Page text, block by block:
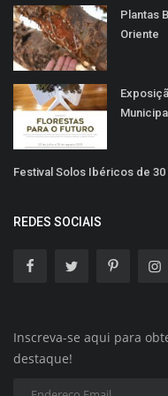
Plantas
Oriente
Festival Solos Ibéricos de
REDES SOCIAIS
Inscreva-se aqui para
destaque!